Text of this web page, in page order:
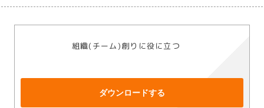
組織(チーム)創りに役に立つ
ダウンロードする